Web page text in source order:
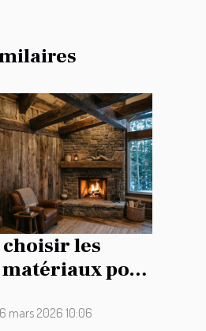
les
pour
campagne ?
mars 2026 10:06